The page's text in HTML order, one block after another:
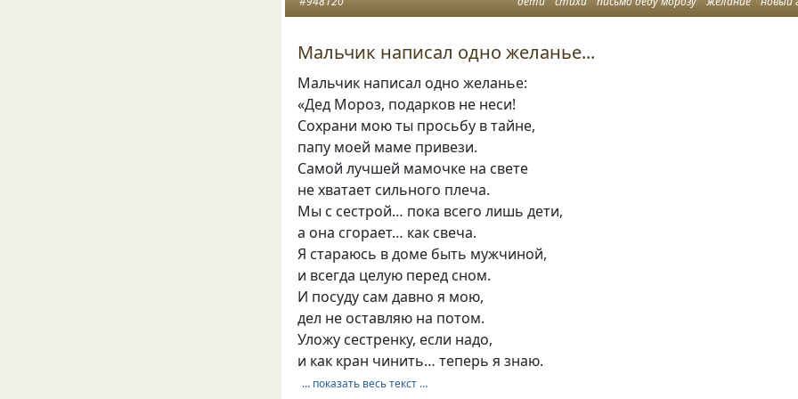
Мальчик написал одно желанье...
Мальчик написал одно желанье:
«Дед Мороз, подарков не неси!
Сохрани мою ты просьбу в тайне,
папу моей маме привези.
Самой лучшей мамочке на свете
не хватает сильного плеча.
Мы с сестрой… пока всего лишь дети,
а она сгорает… как свеча.
Я стараюсь в доме быть мужчиной,
и всегда целую перед сном.
И посуду сам давно я мою,
дел не оставляю на потом.
Уложу сестренку, если надо,
и как кран чинить… теперь я знаю.
… показать весь текст …